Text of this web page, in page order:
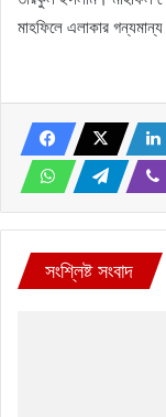
মাহফিলে এলাকার
সংশ্লিষ্ট সংবাদ